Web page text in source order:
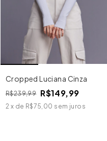
Cropped Luciana Cinza
R$239,99 R$149,99
2 x de R$75,00 sem juros